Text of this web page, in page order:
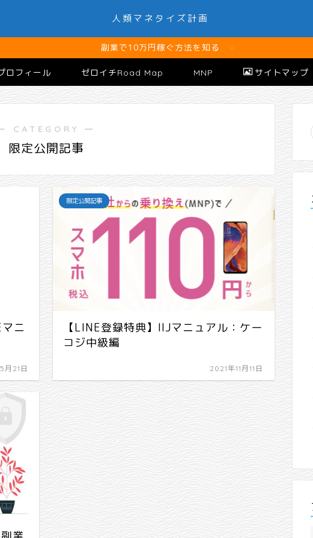
人類マネタイズ計画
副業で10万円稼ぐ方法を知る
ロフィール ゼロイチRoad Map MNP サイトマップ
CATEGORY ―
限定公開記事
ニ
月21日
限定公開記事
【LINE登録特典】IIJマニュアル：ケー
コジ中級編
2021年11月11日